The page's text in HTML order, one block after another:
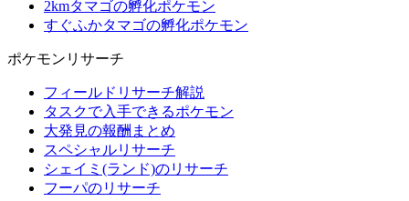
2kmタマゴの孵化ポケモン
すぐふかタマゴの孵化ポケモン
ポケモンリサーチ
フィールドリサーチ解説
タスクで入手できるポケモン
大発見の報酬まとめ
スペシャルリサーチ
シェイミ(ランド)のリサーチ
フーパのリサーチ